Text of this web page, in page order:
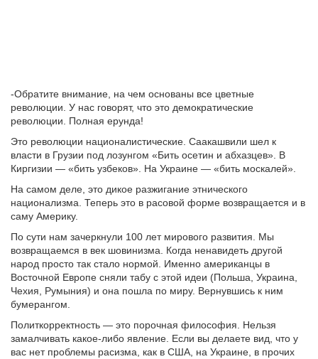
-Обратите внимание, на чем основаны все цветные
революции. У нас говорят, что это демократические
революции. Полная ерунда!
Это революции националистические. Саакашвили шел к
власти в Грузии под лозунгом «Бить осетин и абхазцев». В
Киргизии — «бить узбеков». На Украине — «бить москалей».
На самом деле, это дикое разжигание этнического
национализма. Теперь это в расовой форме возвращается и в
саму Америку.
По сути нам зачеркнули 100 лет мирового развития. Мы
возвращаемся в век шовинизма. Когда ненавидеть другой
народ просто так стало нормой. Именно американцы в
Восточной Европе сняли табу с этой идеи (Польша, Украина,
Чехия, Румыния) и она пошла по миру. Вернувшись к ним
бумерангом.
Политкорректность — это порочная философия. Нельзя
замалчивать какое-либо явление. Если вы делаете вид, что у
вас нет проблемы расизма, как в США, на Украине, в прочих